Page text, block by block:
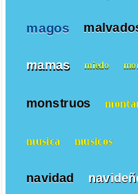
magos
mamas miedo
monstruos
musica musicos
navidad